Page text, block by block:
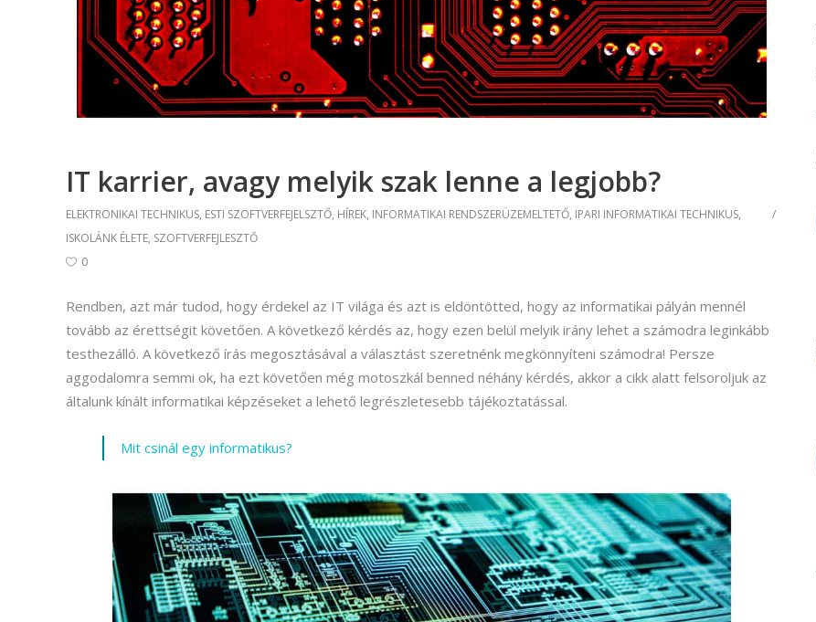
munkatárs (Festő)
Mozgókép- és animációkészítő
Mozgókép- és animációkészítő
IT karrier, avagy melyik szak lenne a legjobb?
ELEKTRONIKAI TECHNIKUS, ESTI SZOFTVERFEJELSZTŐ, HÍREK, INFORMATIKAI RENDSZERÜZEMELTETŐ, IPARI INFORMATIKAI TECHNIKUS,
ISKOLÁNK ÉLETE, SZOFTVERFEJLESZTŐ
0
Rendben, azt már tudod, hogy érdekel az IT világa és azt is eldöntötted, hogy az informatikai pályán mennél
tovább az érettségit követően. A következő kérdés az, hogy ezen belül melyik irány lehet a számodra leginkább
testhezálló. A következő írás megosztásával a választást szeretnénk megkönnyíteni számodra! Persze
aggodalomra semmi ok, ha ezt követően még motoszkál benned néhány kérdés, akkor a cikk alatt felsoroljuk az
általunk kínált informatikai képzéseket a lehető legrészletesebb tájékoztatással.
Mit csinál egy informatikus?